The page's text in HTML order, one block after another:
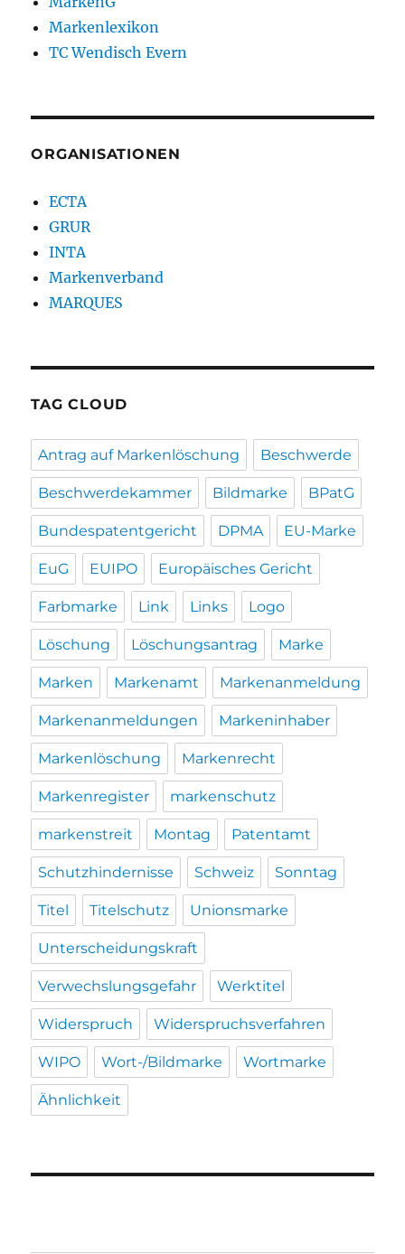
Markenlexikon
TC Wendisch Evern
ORGANISATIONEN
ECTA
GRUR
INTA
Markenverband
MARQUES
TAG CLOUD
Antrag auf Markenlöschung Beschwerde
Beschwerdekammer Bildmarke BPatG
Bundespatentgericht DPMA EU-Marke
EuG EUIPO Europäisches Gericht
Farbmarke Link Links Logo
Löschung Löschungsantrag Marke
Marken Markenamt Markenanmeldung
Markenanmeldungen Markeninhaber
Markenlöschung Markenrecht
Markenregister markenschutz
markenstreit Montag Patentamt
Schutzhindernisse Schweiz Sonntag
Titel Titelschutz Unionsmarke
Unterscheidungskraft
Verwechslungsgefahr Werktitel
Widerspruch Widerspruchsverfahren
WIPO Wort-/Bildmarke Wortmarke
Ähnlichkeit